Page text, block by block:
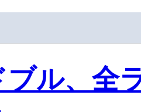
ブル、全